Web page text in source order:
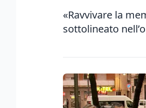
«Ravvivare la
sottolineato